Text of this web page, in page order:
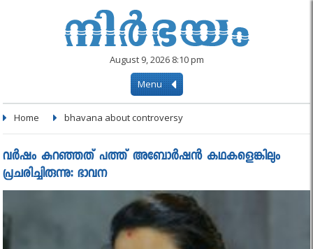
August 9, 2026 8:10 pm
Menu
Home bhavana about controversy
വര്‍ഷം കുറഞ്ഞത് പത്ത് അബോര്‍ഷന്‍ കഥകളെങ്കിലും
പ്രചരിച്ചിരുന്നു: ഭാവന